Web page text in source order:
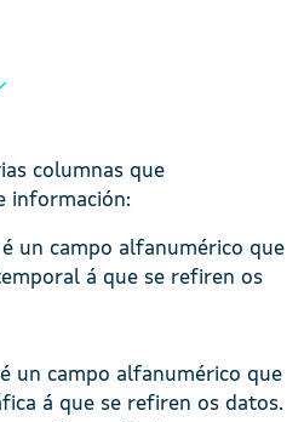
columnas que
información:
é un campo alfanumérico que
á que se refiren os
é un campo alfanumérico que
á que se refiren os datos.